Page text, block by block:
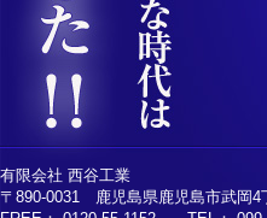
有限会社 西谷工業
〒890-0031 鹿児島県鹿児島市武岡4